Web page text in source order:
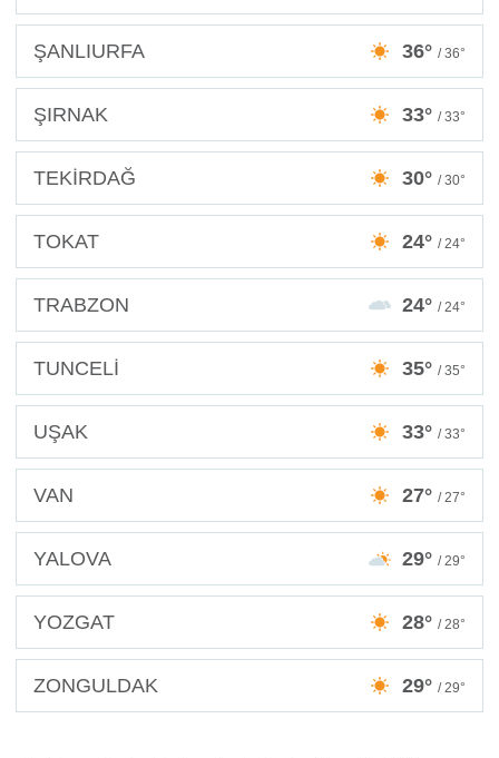
ŞANLIURFA 36° / 36°
ŞIRNAK 33° / 33°
TEKİRDAĞ 30° / 30°
TOKAT 24° / 24°
TRABZON 24° / 24°
TUNCELİ 35° / 35°
UŞAK 33° / 33°
VAN 27° / 27°
YALOVA 29° / 29°
YOZGAT 28° / 28°
ZONGULDAK 29° / 29°